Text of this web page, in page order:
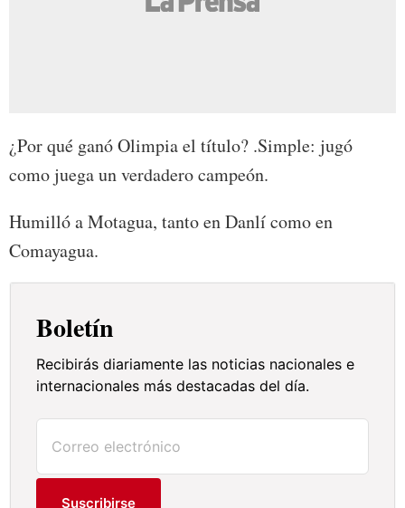
¿Por qué ganó Olimpia el título? .Simple: jugó
como juega un verdadero campeón.
Humilló a Motagua, tanto en Danlí como en
Comayagua.
Boletín
Recibirás diariamente las noticias nacionales e
internacionales más destacadas del día.
Suscribirse